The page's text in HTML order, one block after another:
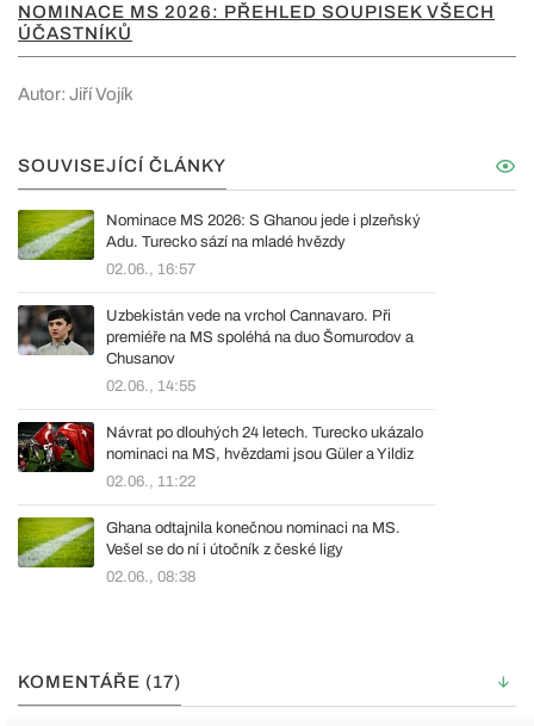
NOMINACE MS 2026: PŘEHLED SOUPISEK VŠECH
ÚČASTNÍKŮ
Autor: Jiří Vojík
SOUVISEJÍCÍ ČLÁNKY
Nominace MS 2026: S Ghanou jede i plzeňský
Adu. Turecko sází na mladé hvězdy
02.06., 16:57
Uzbekistán vede na vrchol Cannavaro. Při
premiéře na MS spoléhá na duo Šomurodov a
Chusanov
02.06., 14:55
Návrat po dlouhých 24 letech. Turecko ukázalo
nominaci na MS, hvězdami jsou Güler a Yildiz
02.06., 11:22
Ghana odtajnila konečnou nominaci na MS.
Vešel se do ní i útočník z české ligy
02.06., 08:38
KOMENTÁŘE (17)